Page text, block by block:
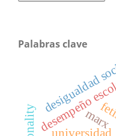
Palabras clave
universidad
desempeño
desigualdad
marx